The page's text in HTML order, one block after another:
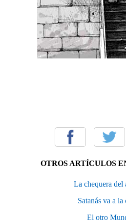
OTROS ARTÍCULOS
La chequera del
Satanás va a la
El otro